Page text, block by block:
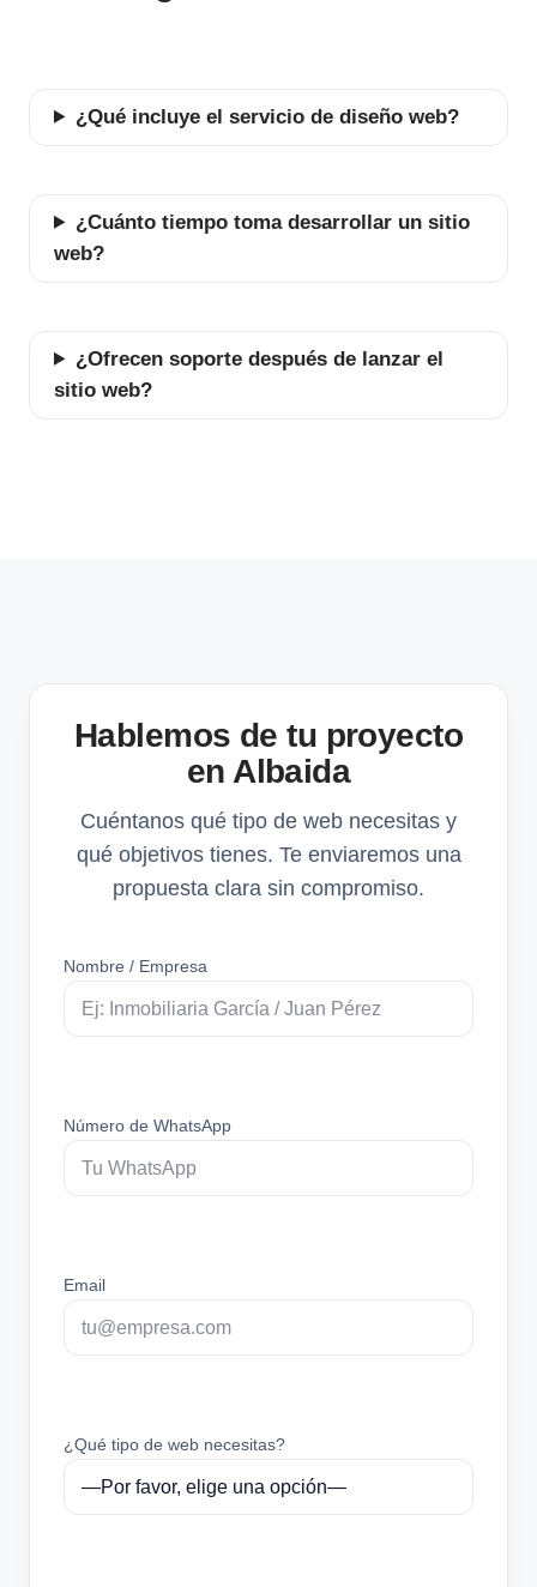
¿Qué incluye el servicio de diseño web?
¿Cuánto tiempo toma desarrollar un sitio
web?
¿Ofrecen soporte después de lanzar el
sitio web?
Hablemos de tu proyecto
en Albaida
Cuéntanos qué tipo de web necesitas y
qué objetivos tienes. Te enviaremos una
propuesta clara sin compromiso.
Nombre / Empresa
Número de WhatsApp
Email
¿Qué tipo de web necesitas?